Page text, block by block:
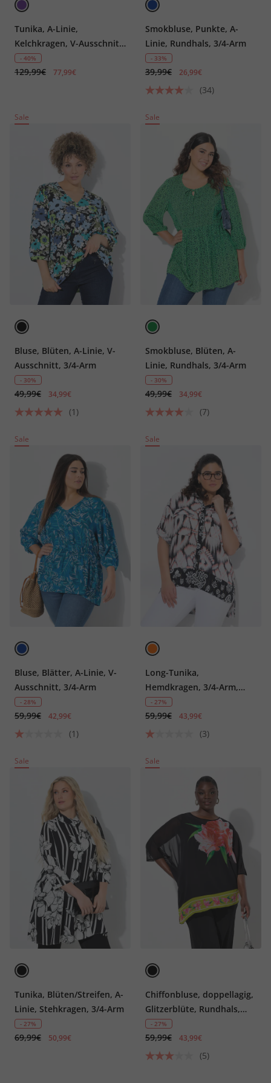
Tunika, A-Linie,
Kelchkragen, V-Ausschnitt,
3/4-Arm
- 40%
129,99€ 77,99€
Smokbluse, Punkte, A-
Linie, Rundhals, 3/4-Arm
- 33%
39,99€ 26,99€
(34)
Sale
Bluse, Blüten, A-Linie, V-
Ausschnitt, 3/4-Arm
- 30%
49,99€ 34,99€
(1)
Sale
Smokbluse, Blüten, A-
Linie, Rundhals, 3/4-Arm
- 30%
49,99€ 34,99€
(7)
Sale
Bluse, Blätter, A-Linie, V-
Ausschnitt, 3/4-Arm
- 28%
59,99€ 42,99€
(1)
Sale
Long-Tunika,
Hemdkragen, 3/4-Arm,
hinten länger
- 27%
59,99€ 43,99€
(3)
Sale
Tunika, Blüten/Streifen, A-
Linie, Stehkragen, 3/4-Arm
- 27%
69,99€ 50,99€
Sale
Chiffonbluse, doppellagig,
Glitzerblüte, Rundhals,
3/4-Arm
- 27%
59,99€ 43,99€
(5)